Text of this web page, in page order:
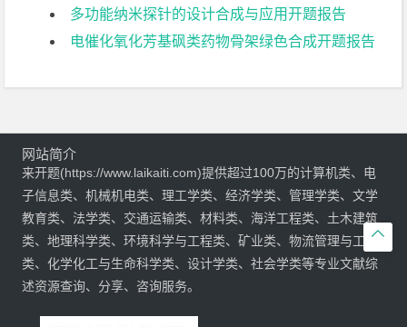
多功能纳米探针的设计合成与应用开题报告
电催化氧化芳基砜类药物骨架绿色合成开题报告

网站简介
来开题(https://www.laikaiti.com)提供超过100万的计算机类、电
子信息类、机械机电类、理工学类、经济学类、管理学类、文学
教育类、法学类、交通运输类、材料类、海洋工程类、土木建筑
类、地理科学类、环境科学与工程类、矿业类、物流管理与工程
类、化学化工与生命科学类、设计学类、社会学类等专业文献综
述资源查询、分享、咨询服务。